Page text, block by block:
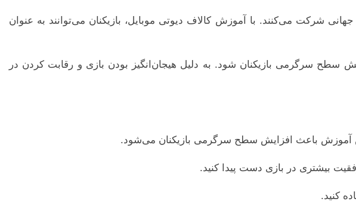
شرکت می‌کنند. با آموزش کالاف دیوتی موبایل، بازیکنان می‌توانند به عنوان
سرگرمی بازیکنان شود. به دلیل هیجان‌انگیز بودن بازی و رقابت کردن در
این آموزش باعث افزایش سطح سرگرمی بازیکنان می‌شود.
بیشتری در بازی دست پیدا کنید.
کنید.